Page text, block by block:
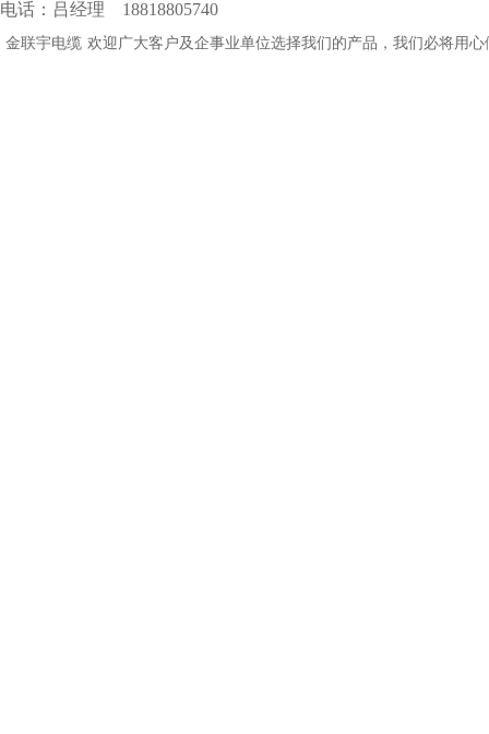
电话：吕经理 18818805740
金联宇电缆 欢迎广大客户及企事业单位选择我们的产品，我们必将用心